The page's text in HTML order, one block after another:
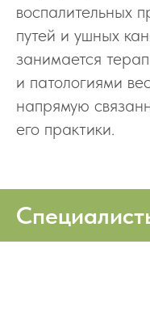
воспалительных
путей и ушных
занимается
и патологиями
напрямую
его практики.